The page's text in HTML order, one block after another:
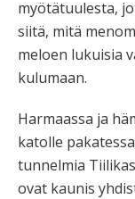
myötätuulesta,
siitä, mitä
meloen lukuisia
kulumaan.
Harmaassa ja
katolle
tunnelmia
ovat kaunis